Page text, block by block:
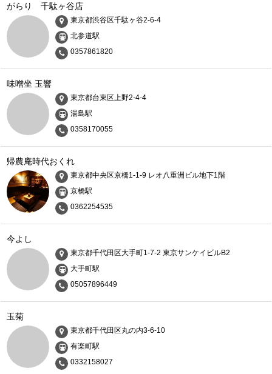
がらり 千駄ヶ谷店
東京都渋谷区千駄ヶ谷2-6-4
北参道駅
0357861820
味噌坐 玉響
東京都台東区上野2-4-4
湯島駅
0358170055
帰農庵時代おくれ
東京都中央区京橋1-1-9 レオ八重洲ビル地下1階
京橋駅
0362254535
今よし
東京都千代田区大手町1-7-2 東京サンケイビルB2
大手町駅
05057896449
玉菊
東京都千代田区丸の内3-6-10
有楽町駅
0332158027